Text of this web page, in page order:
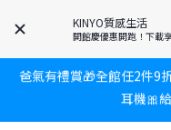
KINYO質感生活
開館慶優惠開跑！下載
新會員送$100
爸氣有禮賞🎁全館任2件
耳機🎀
炎熱夏日救星☀️秒凍扇登